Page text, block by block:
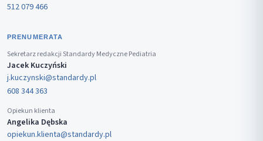
512 079 466
PRENUMERATA
Sekretarz redakcji Standardy Medyczne Pediatria
Jacek Kuczyński
j.kuczynski@standardy.pl
608 344 363
Opiekun klienta
Angelika Dębska
opiekun.klienta@standardy.pl